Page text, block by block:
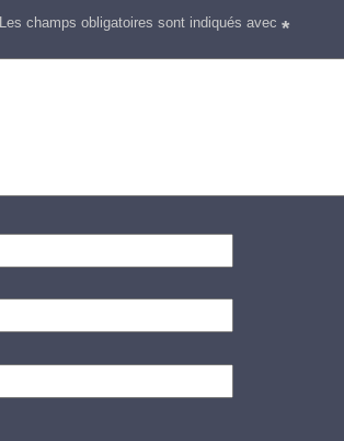
Les champs obligatoires sont indiqués avec *